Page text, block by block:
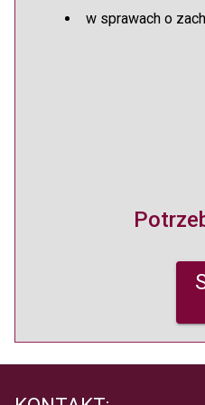
w sprawach o